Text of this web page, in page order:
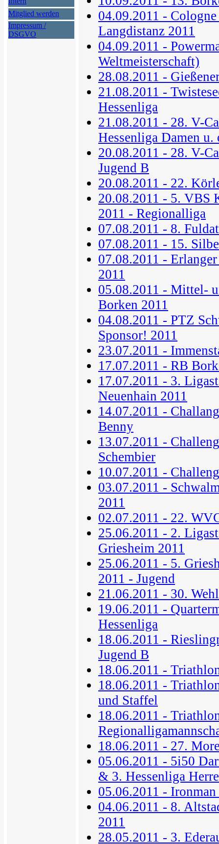
Mitglied werden
Impressum /
DSGVO
04.09.2011 -
Langdistanz 2011
04.09.2011 -
Weltmeisterschaft)
28.08.2011 -
21.08.2011 -
Hessenliga
21.08.2011 - 28. V-
Hessenliga Damen
20.08.2011 - 28. V-
Jugend B
20.08.2011 - 22.
20.08.2011 - 5. VBS
2011 - Regionalliga
07.08.2011 - 8.
07.08.2011 - 15.
07.08.2011 -
2011
05.08.2011 - Mittel-
Borken 2011
04.08.2011 - PTZ
Sponsor! 2011
23.07.2011 -
17.07.2011 - RB
17.07.2011 - 3.
Neuenhain 2011
14.07.2011 -
Benny
13.07.2011 -
Schembier
10.07.2011 -
03.07.2011 -
2011
02.07.2011 - 22.
25.06.2011 - 2.
Griesheim 2011
25.06.2011 - 5.
2011 - Jugend
21.06.2011 - 30.
19.06.2011 -
Hessenliga
18.06.2011 -
Jugend B
18.06.2011 -
18.06.2011 -
und Staffel
18.06.2011 -
18.06.2011 - 27.
05.06.2011 - 5i50
& 3. Hessenliga
05.06.2011 -
04.06.2011 - 8.
2011
28.05.2011 - 3.